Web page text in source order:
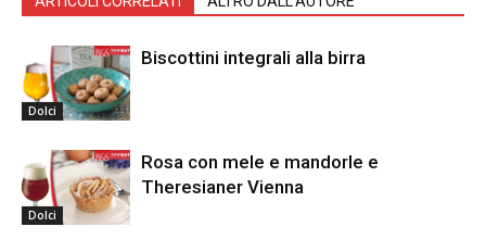
Dolci
Biscottini integrali alla birra
Dolci
Rosa con mele e mandorle e
Theresianer Vienna